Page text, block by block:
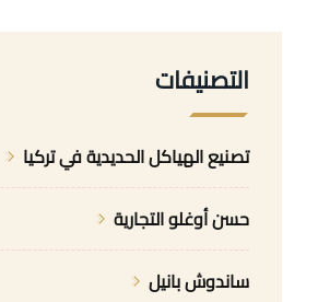
التصنيفات
تصنيع الهياكل الحديدية في تركيا
حسن أوغلو التجارية
ساندوش بانيل